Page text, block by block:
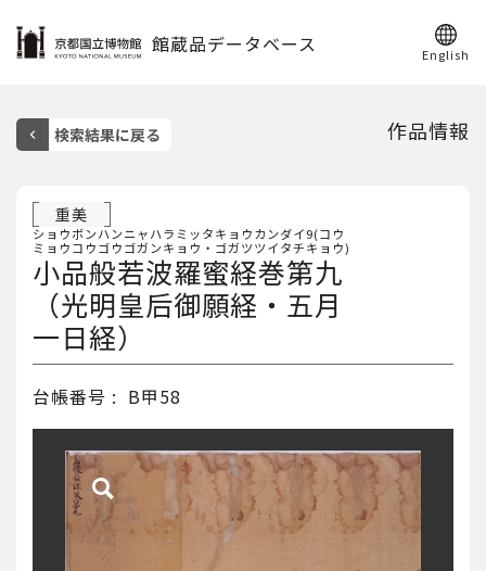
館蔵品データベース English
作品情報
重美
ショウボンハンニャハラミッタキョウカンダイ9(コウ
ミョウコウゴウゴガンキョウ・ゴガツツイタチキョウ)
小品般若波羅蜜経巻第九
（光明皇后御願経・五月
一日経）
台帳番号 B甲58